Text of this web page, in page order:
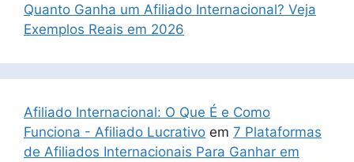
Quanto Ganha um Afiliado Internacional? Veja
Exemplos Reais em 2026
Afiliado Internacional: O Que É e Como
Funciona - Afiliado Lucrativo em 7 Plataformas
de Afiliados Internacionais Para Ganhar em